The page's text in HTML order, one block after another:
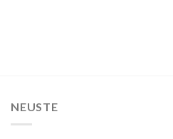
NEUSTE